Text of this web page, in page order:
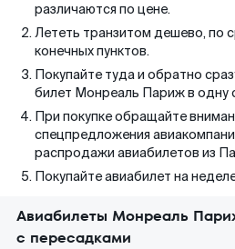
различаются по цене.
Лететь транзитом дешево, по
конечных пунктов.
Покупайте туда и обратно
билет Монреаль Париж в одну
При покупке обращайте
спецпредложения
распродажи авиабилетов из
Покупайте авиабилет на
Авиабилеты Монреаль
с пересадками